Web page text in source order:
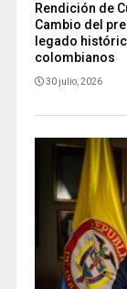
Rendición de
Cambio del
legado
colombianos
30 julio, 2026